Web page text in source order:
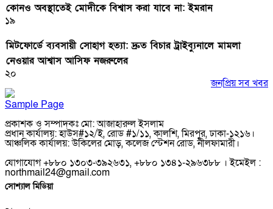
কোনও অবস্থাতেই মোদীকে বিশ্বাস করা যাবে না: ইমরান
১৯
মিটফোর্ডে ব্যবসায়ী সোহাগ হত্যা: দ্রুত বিচার ট্রাইব্যুনালে মামলা
নেওয়ার আশ্বাস আসিফ নজরুলের
২০
জনপ্রিয় সব খবর
Sample Page
প্রকাশক ও সম্পাদকঃ মো: আজাহারুল ইসলাম
প্রধান কার্যালয়: হাউস#১২/ই, রোড #১/১১, কালশি, মিরপুর, ঢাকা-১২১৬।
আঞ্চলিক কার্যালয়: উকিলের মোড়, কলেজ স্টেশন রোড, নীলফামারী।
যোগাযোগ +৮৮০ ১৩০৩-৩৯২৬৩১, +৮৮০ ১৩৪১-২৯৬৩৮৮ । ইমেইল :
northmail24@gmail.com
সোশ্যাল মিডিয়া